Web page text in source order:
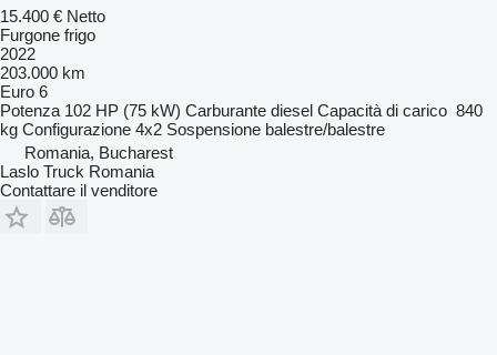
15.400 € Netto
Furgone frigo
2022
203.000 km
Euro 6
Potenza 102 HP (75 kW) Carburante diesel Capacità di carico 840
kg Configurazione 4x2 Sospensione balestre/balestre
Romania, Bucharest
Laslo Truck Romania
Contattare il venditore